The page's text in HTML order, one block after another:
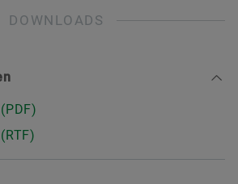
DOWNLOADS